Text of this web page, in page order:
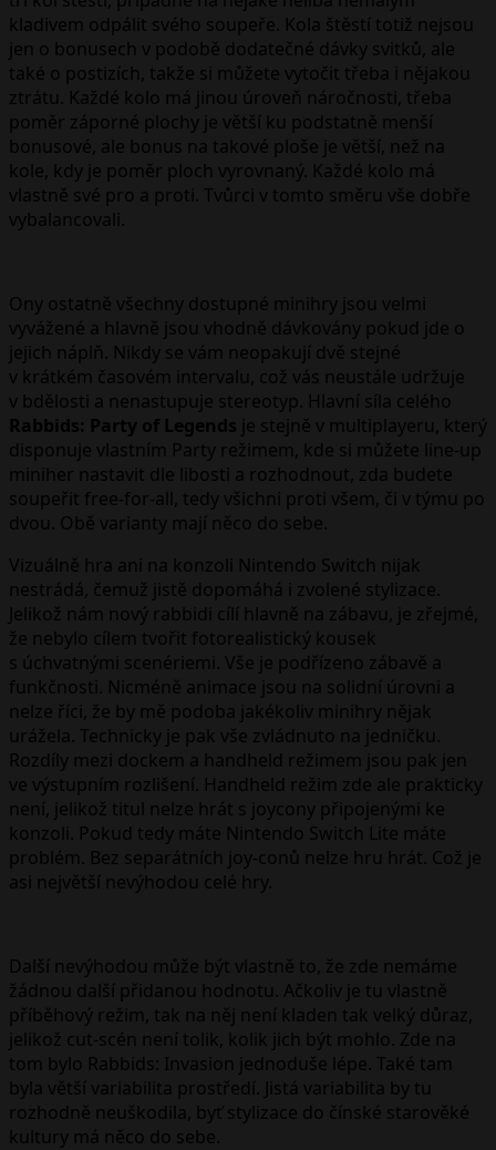
kladivem odpálit svého soupeře. Kola štěstí totiž nejsou
jen o bonusech v podobě dodatečné dávky svitků, ale
také o postizích, takže si můžete vytočit třeba i nějakou
ztrátu. Každé kolo má jinou úroveň náročnosti, třeba
poměr záporné plochy je větší ku podstatně menší
bonusové, ale bonus na takové ploše je větší, než na
kole, kdy je poměr ploch vyrovnaný. Každé kolo má
vlastně své pro a proti. Tvůrci v tomto směru vše dobře
vybalancovali.
Ony ostatně všechny dostupné minihry jsou velmi
vyvážené a hlavně jsou vhodně dávkovány pokud jde o
jejich náplň. Nikdy se vám neopakují dvě stejné
v krátkém časovém intervalu, což vás neustále udržuje
v bdělosti a nenastupuje stereotyp. Hlavní síla celého
Rabbids: Party of Legends je stejně v multiplayeru, který
disponuje vlastním Party režimem, kde si můžete line-up
miniher nastavit dle libosti a rozhodnout, zda budete
soupeřit free-for-all, tedy všichni proti všem, či v týmu po
dvou. Obě varianty mají něco do sebe.
Vizuálně hra ani na konzoli Nintendo Switch nijak
nestrádá, čemuž jistě dopomáhá i zvolené stylizace.
Jelikož nám nový rabbidi cílí hlavně na zábavu, je zřejmé,
že nebylo cílem tvořit fotorealistický kousek
s úchvatnými scenériemi. Vše je podřízeno zábavě a
funkčnosti. Nicméně animace jsou na solidní úrovni a
nelze říci, že by mě podoba jakékoliv minihry nějak
urážela. Technicky je pak vše zvládnuto na jedničku.
Rozdíly mezi dockem a handheld režimem jsou pak jen
ve výstupním rozlišení. Handheld režim zde ale prakticky
není, jelikož titul nelze hrát s joycony připojenými ke
konzoli. Pokud tedy máte Nintendo Switch Lite máte
problém. Bez separátních joy-conů nelze hru hrát. Což je
asi největší nevýhodou celé hry.
Další nevýhodou může být vlastně to, že zde nemáme
žádnou další přidanou hodnotu. Ačkoliv je tu vlastně
příběhový režim, tak na něj není kladen tak velký důraz,
jelikož cut-scén není tolik, kolik jich být mohlo. Zde na
tom bylo Rabbids: Invasion jednoduše lépe. Také tam
byla větší variabilita prostředí. Jistá variabilita by tu
rozhodně neuškodila, byť stylizace do čínské starověké
kultury má něco do sebe.